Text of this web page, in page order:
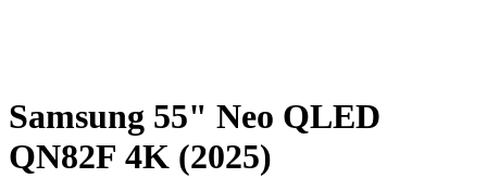
Samsung 55" Neo QLED
QN82F 4K (2025)